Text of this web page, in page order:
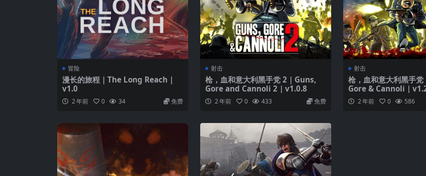
冒险
漫长的旅程｜The Long Reach｜
v1.0
2 年前 0 34 免费
射击
枪，血和意大利黑手党 2｜Guns,
Gore and Cannoli 2｜v1.0.8
2 年前 0 433 免费
射击
枪，血和意大利黑手
Gore & Cannoli｜
2 年前 0 586